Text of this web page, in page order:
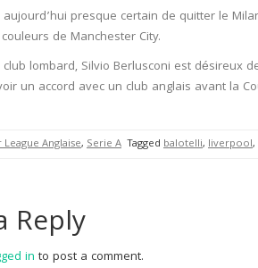
presque certain de quitter le
de Manchester City.
lombard, Silvio Berlusconi est désireux
un accord avec un club anglais avant la
Anglaise, Serie A Tagged balotelli, liverpool,
Reply
in to post a comment.